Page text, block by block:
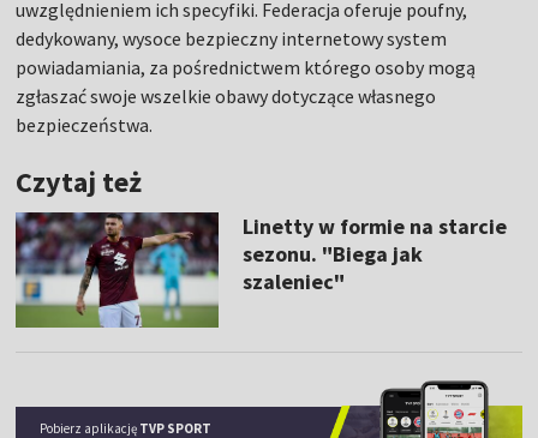
uwzględnieniem ich specyfiki. Federacja oferuje poufny,
dedykowany, wysoce bezpieczny internetowy system
powiadamiania, za pośrednictwem którego osoby mogą
zgłaszać swoje wszelkie obawy dotyczące własnego
bezpieczeństwa.
Czytaj też
Linetty w formie na starcie
sezonu. "Biega jak
szaleniec"
Pobierz aplikację TVP SPORT